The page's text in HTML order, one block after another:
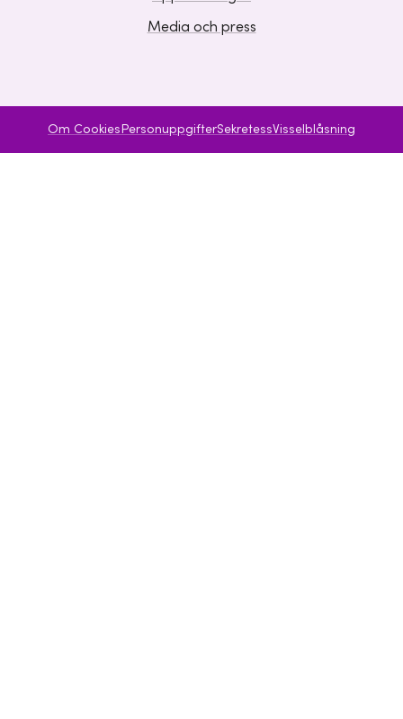
Media och press
Om Cookies PersonuppgifterSekretessVisselblåsning